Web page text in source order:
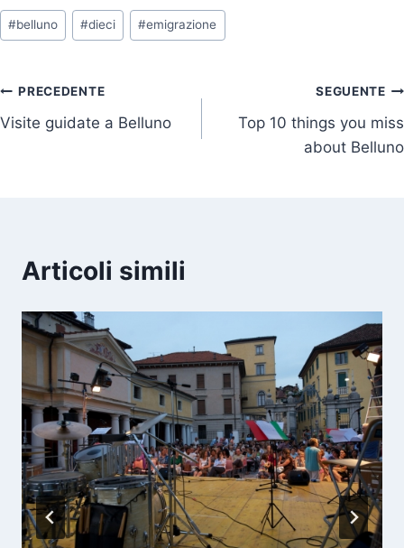
Tag
articolo:
#belluno #dieci #emigrazione
Navigazione
articoli
PRECEDENTE
Visite guidate a Belluno
SEGUENTE
Top 10 things you miss
about Belluno
Articoli simili